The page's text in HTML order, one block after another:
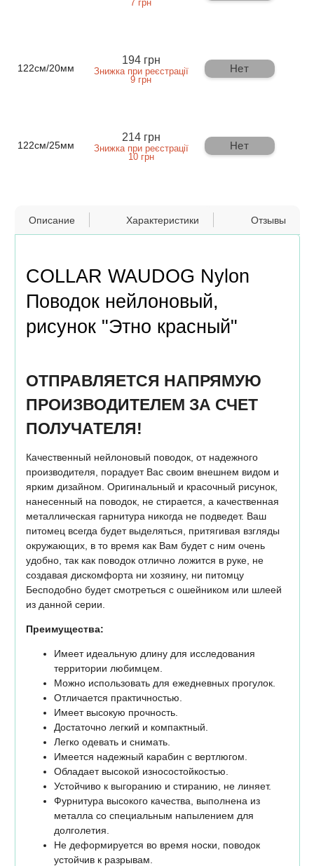
7 грн
122см/20мм
194 грн
Знижка при реєстрації
9 грн
Нет
122см/25мм
214 грн
Знижка при реєстрації
10 грн
Нет
Описание Характеристики Отзывы
COLLAR WAUDOG Nylon
Поводок нейлоновый,
рисунок "Этно красный"
ОТПРАВЛЯЕТСЯ НАПРЯМУЮ
ПРОИЗВОДИТЕЛЕМ ЗА СЧЕТ
ПОЛУЧАТЕЛЯ!
Качественный нейлоновый поводок, от надежного
производителя, порадует Вас своим внешнем видом и
ярким дизайном. Оригинальный и красочный рисунок,
нанесенный на поводок, не стирается, а качественная
металлическая гарнитура никогда не подведет. Ваш
питомец всегда будет выделяться, притягивая взгляды
окружающих, в то время как Вам будет с ним очень
удобно, так как поводок отлично ложится в руке, не
создавая дискомфорта ни хозяину, ни питомцу
Бесподобно будет смотреться с ошейником или шлеей
из данной серии.
Преимущества:
Имеет идеальную длину для исследования
территории любимцем.
Можно использовать для ежедневных прогулок.
Отличается практичностью.
Имеет высокую прочность.
Достаточно легкий и компактный.
Легко одевать и снимать.
Имеется надежный карабин с вертлюгом.
Обладает высокой износостойкостью.
Устойчиво к выгоранию и стиранию, не линяет.
Фурнитура высокого качества, выполнена из
металла со специальным напылением для
долголетия.
Не деформируется во время носки, поводок
устойчив к разрывам.